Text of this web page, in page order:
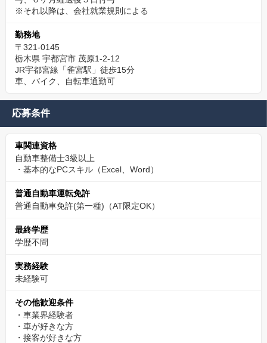
※それ以降は、会社就業規則による
勤務地
〒321-0145
栃木県 宇都宮市 茂原1-2-12
JR宇都宮線「雀宮駅」徒歩15分
車、バイク、自転車通勤可
応募条件
車関連資格
自動車整備士3級以上
・基本的なPCスキル（Excel、Word）
普通自動車運転免許
普通自動車免許(第一種)（AT限定OK）
最終学歴
学歴不問
実務経験
未経験可
その他歓迎条件
・車業界経験者
・車が好きな方
・接客が好きな方